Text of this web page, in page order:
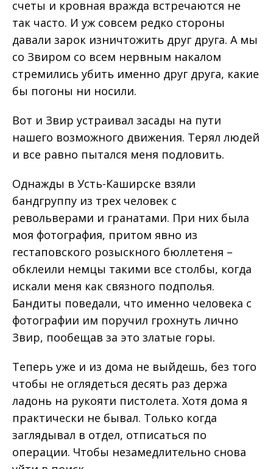
счеты и кровная вражда встречаются не
так часто. И уж совсем редко стороны
давали зарок изничтожить друг друга. А мы
со Звиром со всем нервным накалом
стремились убить именно друг друга, какие
бы погоны ни носили.
Вот и Звир устраивал засады на пути
нашего возможного движения. Терял людей
и все равно пытался меня подловить.
Однажды в Усть-Каширске взяли
бандгруппу из трех человек с
револьверами и гранатами. При них была
моя фотография, притом явно из
гестаповского розыскного бюллетеня –
обклеили немцы такими все столбы, когда
искали меня как связного подполья.
Бандиты поведали, что именно человека с
фотографии им поручил грохнуть лично
Звир, пообещав за это златые горы.
Теперь уже и из дома не выйдешь, без того
чтобы не оглядеться десять раз держа
ладонь на рукояти пистолета. Хотя дома я
практически не бывал. Только когда
заглядывал в отдел, отписаться по
операции. Чтобы незамедлительно снова